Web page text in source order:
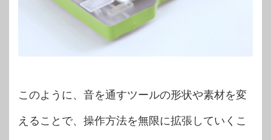
このように、音を通すツールの形状や素材を変
えることで、操作方法を無限に拡張していくこ